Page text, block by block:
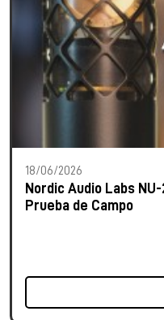
18/06/2026
Nordic Audio Labs
Prueba de Campo